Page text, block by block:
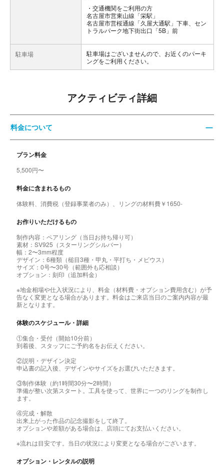
交通機関をご利用の方
名古屋市営東山線「栄駅」
名古屋市営桜通線「久屋大通駅」下車、セン
トラルパーク地下街出口「5B」前
駐車場
駐車場はございませんので、お近くのパーキ
ングをご利用ください。
アクティビティ詳細
料金について
プラン料金
5,500円〜
料金に含まれるもの
体験料、消費税（登録事業者のみ）、リングの材料費￥1650-
お作りいただけるもの
制作内容：ペアリング（当日お持ち帰り可）
素材：SV925（スターリングシルバー）
幅：2〜3mm程度
デザイン：6種類（槌目3種・甲丸・平打ち・メビウス）
サイズ：0号〜30号（範囲外も応相談）
オプション：刻印（追加料金）
※地金相場や仕入状況により、料金（材料費・オプション費用含む）が予
告なく変更となる場合があります。料金はご来店当日のご案内内容が最
新となります。
体験のスケジュール・詳細
①集合・受付（開始10分前）
到着後、スタッフにご予約名をお伝えください。
②説明・デザイン決定
申込書の記入後、デザインやサイズをお選びいただきます。
③制作体験（約1時間30分〜2時間）
準備が整い次第スタート。工具を使って、世界に一つのリングを制作し
ます。
④完成・解散
出来上がった作品の記念撮影をして終了。
オプションや差額がある場合は、店頭にてお支払いください。
※流れは目安です。当日の状況により変更となる場合がございます。
オプション・レンタルの説明